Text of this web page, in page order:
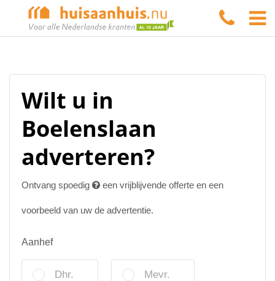
Wilt u in
Boelenslaan
adverteren?
Ontvang spoedig een vrijblijvende offerte en een
voorbeeld van uw de advertentie.
Aanhef
Dhr. Mevr.